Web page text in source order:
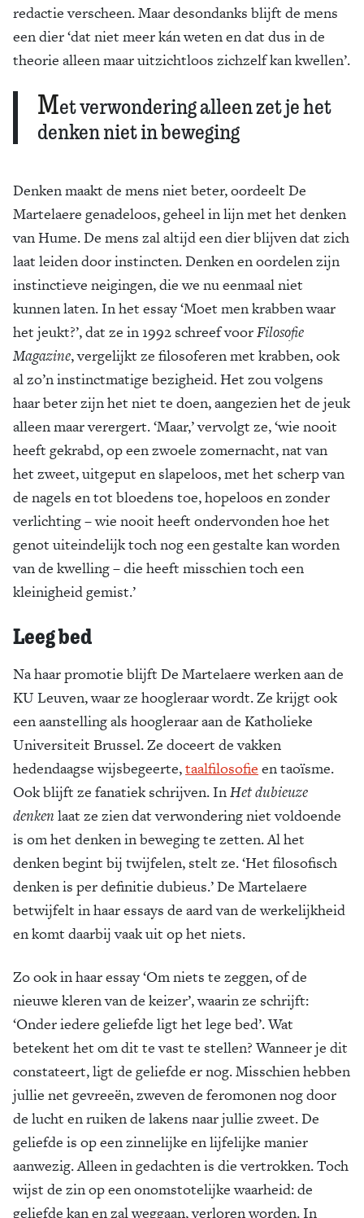
redactie verscheen. Maar desondanks blijft de mens
een dier ‘dat niet meer kán weten en dat dus in de
theorie alleen maar uitzichtloos zichzelf kan kwellen’.
Met verwondering alleen zet je het
denken niet in beweging
Denken maakt de mens niet beter, oordeelt De
Martelaere genadeloos, geheel in lijn met het denken
van Hume. De mens zal altijd een dier blijven dat zich
laat leiden door instincten. Denken en oordelen zijn
instinctieve neigingen, die we nu eenmaal niet
kunnen laten. In het essay ‘Moet men krabben waar
het jeukt?’, dat ze in 1992 schreef voorFilosofie
Magazine, vergelijkt ze filosoferen met krabben, ook
al zo’n instinctmatige bezigheid. Het zou volgens
haar beter zijn het niet te doen, aangezien het de jeuk
alleen maar verergert. ‘Maar,’ vervolgt ze, ‘wie nooit
heeft gekrabd, op een zwoele zomernacht, nat van
het zweet, uitgeput en slapeloos, met het scherp van
de nagels en tot bloedens toe, hopeloos en zonder
verlichting – wie nooit heeft ondervonden hoe het
genot uiteindelijk toch nog een gestalte kan worden
van de kwelling – die heeft misschien toch een
kleinigheid gemist.’
Leeg bed
Na haar promotie blijft De Martelaere werken aan de
KU Leuven, waar ze hoogleraar wordt. Ze krijgt ook
een aanstelling als hoogleraar aan de Katholieke
Universiteit Brussel. Ze doceert de vakken
hedendaagse wijsbegeerte,taalfilosofie en taoïsme.
Ook blijft ze fanatiek schrijven. InHet dubieuze
denken laat ze zien dat verwondering niet voldoende
is om het denken in beweging te zetten. Al het
denken begint bij twijfelen, stelt ze. ‘Het filosofisch
denken is per definitie dubieus.’ De Martelaere
betwijfelt in haar essays de aard van de werkelijkheid
en komt daarbij vaak uit op het niets.
Zo ook in haar essay ‘Om niets te zeggen, of de
nieuwe kleren van de keizer’, waarin ze schrijft:
‘Onder iedere geliefde ligt het lege bed’. Wat
betekent het om dit te vast te stellen? Wanneer je dit
constateert, ligt de geliefde er nog. Misschien hebben
jullie net gevreeën, zweven de feromonen nog door
de lucht en ruiken de lakens naar jullie zweet. De
geliefde is op een zinnelijke en lijfelijke manier
aanwezig. Alleen in gedachten is die vertrokken. Toch
wijst de zin op een onomstotelijke waarheid: de
geliefde kan en zal weggaan, verloren worden. In